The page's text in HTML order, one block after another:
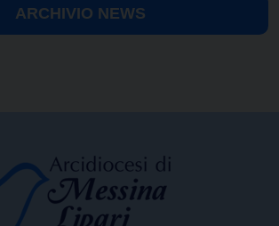
ARCHIVIO NEWS